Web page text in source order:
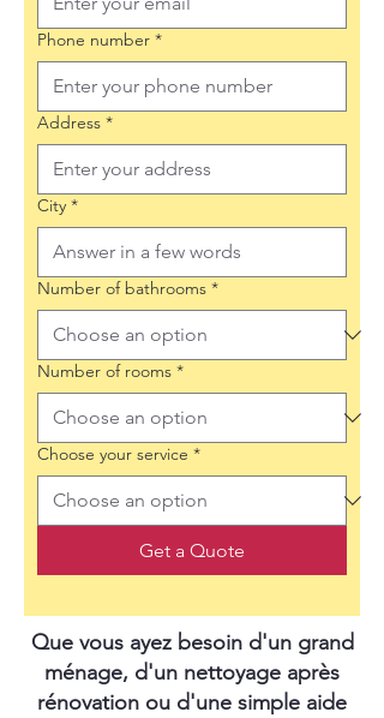
Phone number *
Address *
City *
Number of bathrooms *
Number of rooms *
Choose your service *
Get a Quote
Que vous ayez besoin d'un grand
ménage, d'un nettoyage après
rénovation ou d'une simple aide